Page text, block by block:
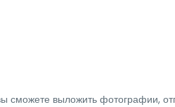
сможете выложить фотографии,